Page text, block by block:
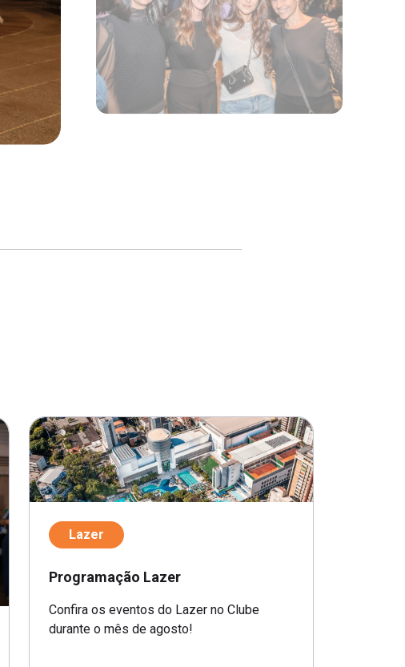
Lazer
Programação Lazer
Confira os eventos do Lazer no Clube
durante o mês de agosto!